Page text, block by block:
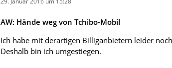
AW: Hände weg von Tchibo-Mobil
Ich habe mit derartigen Billiganbietern leider
Deshalb bin ich umgestiegen.